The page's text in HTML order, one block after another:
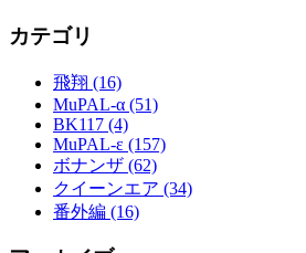
カテゴリ
飛翔 (16)
MuPAL-α (51)
BK117 (4)
MuPAL-ε (157)
ボナンザ (62)
クイーンエア (34)
番外編 (16)